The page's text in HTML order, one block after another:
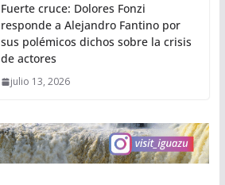
Fuerte cruce: Dolores Fonzi
responde a Alejandro Fantino por
sus polémicos dichos sobre la crisis
de actores
julio 13, 2026